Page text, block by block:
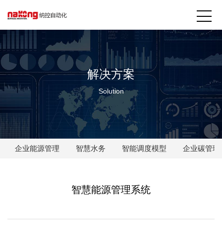
解决方案
Solution
企业能源管理 智慧水务 智能调度模型 企业碳管
智慧能源管理系统